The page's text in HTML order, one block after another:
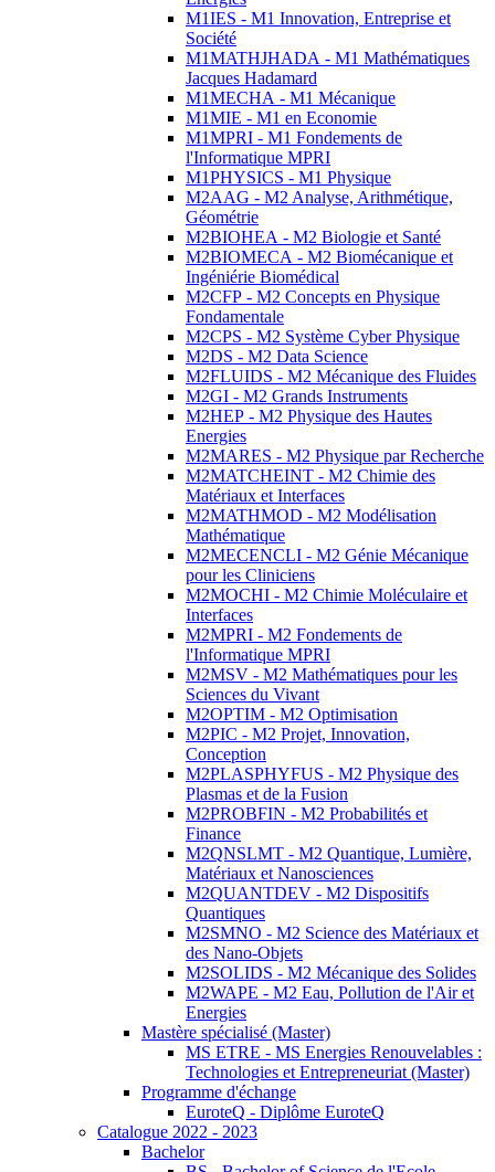
M1IES - M1 Innovation, Entreprise et
Société
M1MATHJHADA - M1 Mathématiques
Jacques Hadamard
M1MECHA - M1 Mécanique
M1MIE - M1 en Economie
M1MPRI - M1 Fondements de
l'Informatique MPRI
M1PHYSICS - M1 Physique
M2AAG - M2 Analyse, Arithmétique,
Géométrie
M2BIOHEA - M2 Biologie et Santé
M2BIOMECA - M2 Biomécanique et
Ingéniérie Biomédical
M2CFP - M2 Concepts en Physique
Fondamentale
M2CPS - M2 Système Cyber Physique
M2DS - M2 Data Science
M2FLUIDS - M2 Mécanique des Fluides
M2GI - M2 Grands Instruments
M2HEP - M2 Physique des Hautes
Energies
M2MARES - M2 Physique par Recherche
M2MATCHEINT - M2 Chimie des
Matériaux et Interfaces
M2MATHMOD - M2 Modélisation
Mathématique
M2MECENCLI - M2 Génie Mécanique
pour les Cliniciens
M2MOCHI - M2 Chimie Moléculaire et
Interfaces
M2MPRI - M2 Fondements de
l'Informatique MPRI
M2MSV - M2 Mathématiques pour les
Sciences du Vivant
M2OPTIM - M2 Optimisation
M2PIC - M2 Projet, Innovation,
Conception
M2PLASPHYFUS - M2 Physique des
Plasmas et de la Fusion
M2PROBFIN - M2 Probabilités et
Finance
M2QNSLMT - M2 Quantique, Lumière,
Matériaux et Nanosciences
M2QUANTDEV - M2 Dispositifs
Quantiques
M2SMNO - M2 Science des Matériaux et
des Nano-Objets
M2SOLIDS - M2 Mécanique des Solides
M2WAPE - M2 Eau, Pollution de l'Air et
Energies
Mastère spécialisé (Master)
MS ETRE - MS Energies Renouvelables :
Technologies et Entrepreneuriat (Master)
Programme d'échange
EuroteQ - Diplôme EuroteQ
Catalogue 2022 - 2023
Bachelor